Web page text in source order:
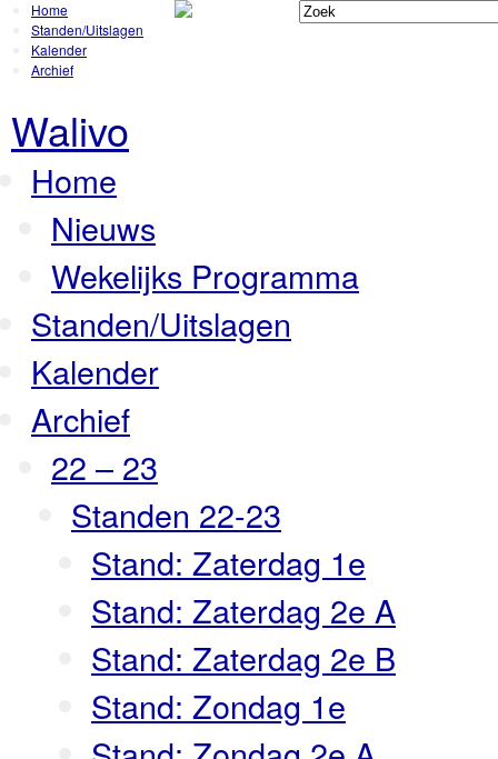
Home
Standen/Uitslagen
Kalender
Archief
Walivo
Home
Nieuws
Wekelijks Programma
Standen/Uitslagen
Kalender
Archief
22 – 23
Standen 22-23
Stand: Zaterdag 1e
Stand: Zaterdag 2e A
Stand: Zaterdag 2e B
Stand: Zondag 1e